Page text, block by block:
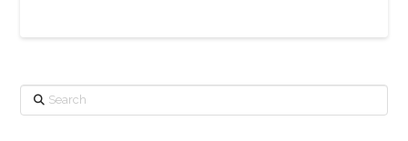
Search